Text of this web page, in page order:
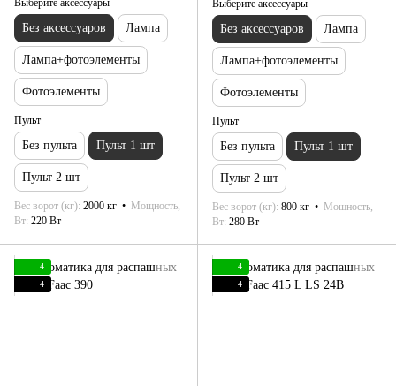
Без аксессуаров Лампа
Лампа+фотоэлементы
Фотоэлементы
Пульт
Без пульта Пульт 1 шт
Пульт 2 шт
Вес ворот (кг) 2000 кг
Мощность,
Вт 220 Вт
Выберите аксессуары
Без аксессуаров Лампа
Лампа+фотоэлементы
Фотоэлементы
Пульт
Без пульта Пульт 1 шт
Пульт 2 шт
Вес ворот (кг) 800 кг
Мощность,
Вт 280 Вт
4
4
4
4